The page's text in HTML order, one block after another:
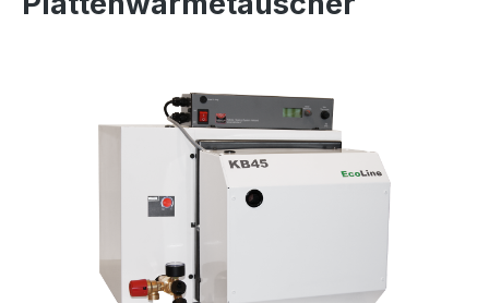
Bildergalerie überspringen